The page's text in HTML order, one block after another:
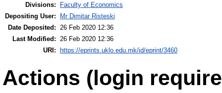
Divisions:
Faculty of Economics
Depositing User:
Mr Dimitar Risteski
Date Deposited:
26 Feb 2020 12:36
Last Modified:
26 Feb 2020 12:36
URI: https://eprints.uklo.edu.mk/id/eprint/3460
Actions (login